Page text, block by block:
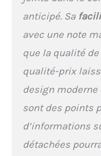
anticipé. Sa
avec une note
que la qualité
qualité-prix
design moderne
sont des points
d’informations
détachées